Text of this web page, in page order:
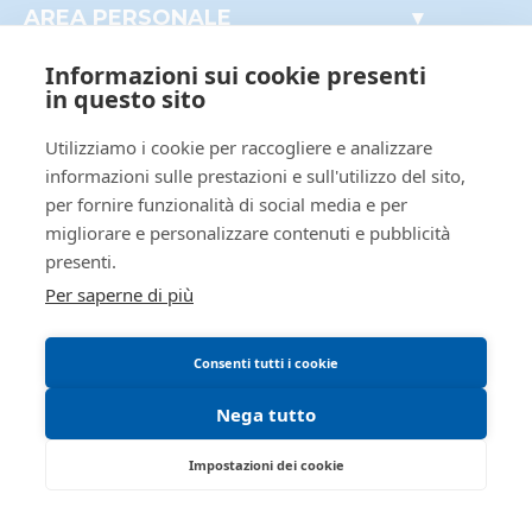
ID tribunale
0190360095
Registro
ESECUZIONI CIVILI IMMOBILIARI
(CARTABIA)
Numero
procedura
129
Anno
procedura
vendita
5421710
Pinelli
Francesca anna maria
Documenti utili
Mobili
Crediti e valori
Aziende
AREA PERSONALE
I miei preferiti
Le mie ricerche
Informativa privacy
Trattamento dati personali
Regolamento di partecipazione alle vendite
Informativa cookie
Informazioni sui cookie presenti
in questo sito
Utilizziamo i cookie per raccogliere e analizzare
informazioni sulle prestazioni e sull'utilizzo del sito,
per fornire funzionalità di social media e per
migliorare e personalizzare contenuti e pubblicità
presenti.
Per saperne di più
Consenti tutti i cookie
Nega tutto
Impostazioni dei cookie